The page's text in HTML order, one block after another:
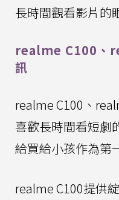
長時間觀看影片的
realme C100、
訊
realme C100、
喜歡長時間看短劇
給買給小孩作為第
realme C100提供